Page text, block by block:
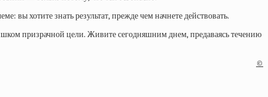
вы хотите знать результат, прежде чем начнете действовать.
призрачной цели. Живите сегодняшним днем, предаваясь течению
©